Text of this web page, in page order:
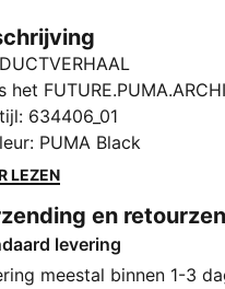
het
geïnspireerde
van ons verleden met
van onze
INS EN OUTS
met minstens 20%
: 634406_01
: PUMA Black
LEZEN
en
levering
meestal binnen 1-3